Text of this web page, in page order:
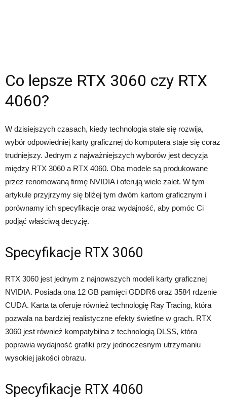
Co lepsze RTX 3060 czy RTX
4060?
W dzisiejszych czasach, kiedy technologia stale się rozwija,
wybór odpowiedniej karty graficznej do komputera staje się coraz
trudniejszy. Jednym z najważniejszych wyborów jest decyzja
między RTX 3060 a RTX 4060. Oba modele są produkowane
przez renomowaną firmę NVIDIA i oferują wiele zalet. W tym
artykule przyjrzymy się bliżej tym dwóm kartom graficznym i
porównamy ich specyfikacje oraz wydajność, aby pomóc Ci
podjąć właściwą decyzję.
Specyfikacje RTX 3060
RTX 3060 jest jednym z najnowszych modeli karty graficznej
NVIDIA. Posiada ona 12 GB pamięci GDDR6 oraz 3584 rdzenie
CUDA. Karta ta oferuje również technologię Ray Tracing, która
pozwala na bardziej realistyczne efekty świetlne w grach. RTX
3060 jest również kompatybilna z technologią DLSS, która
poprawia wydajność grafiki przy jednoczesnym utrzymaniu
wysokiej jakości obrazu.
Specyfikacje RTX 4060